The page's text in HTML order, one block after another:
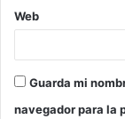
Web
Guarda mi
navegador para la